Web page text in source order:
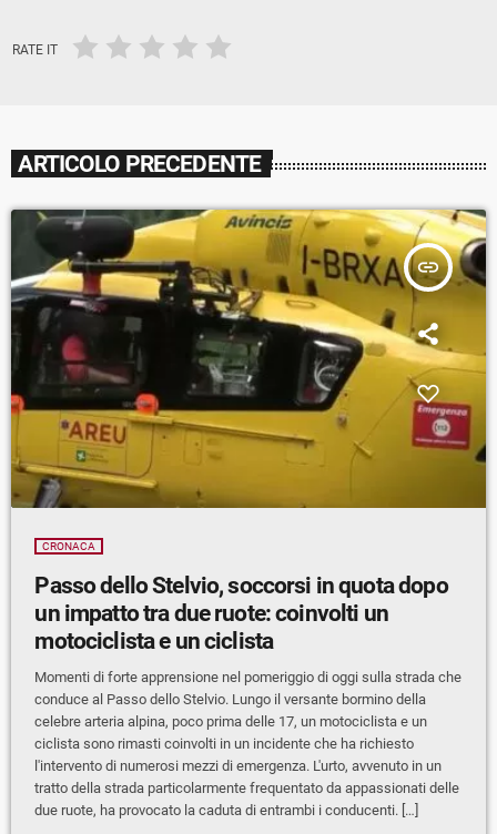
RATE IT
ARTICOLO PRECEDENTE
insert_link
CRONACA
Passo dello Stelvio, soccorsi in quota dopo
un impatto tra due ruote: coinvolti un
motociclista e un ciclista
Momenti di forte apprensione nel pomeriggio di oggi sulla strada che
conduce al Passo dello Stelvio. Lungo il versante bormino della
celebre arteria alpina, poco prima delle 17, un motociclista e un
ciclista sono rimasti coinvolti in un incidente che ha richiesto
l'intervento di numerosi mezzi di emergenza. L'urto, avvenuto in un
tratto della strada particolarmente frequentato da appassionati delle
due ruote, ha provocato la caduta di entrambi i conducenti. […]